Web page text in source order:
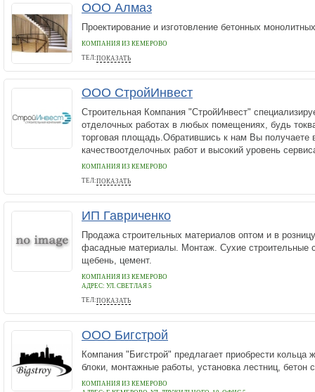
ООО Алмаз
Проектирование и изготовление бетонных
КОМПАНИЯ ИЗ КЕМЕРОВО
ТЕЛ:ПОКАЗАТЬ
8-900-050-6708
ООО СтройИнвест
Строительная Компания "СтройИнвест"
отделочных работах в любых помещениях, будь
торговая площадь.Обратившись к нам Вы получаете
качествоотделочных работ и высокий уровень
КОМПАНИЯ ИЗ КЕМЕРОВО
ТЕЛ:ПОКАЗАТЬ
+7 (3842) 33-31-31
ИП Гавриченко
Продажа строительных материалов оптом и в
фасадные материалы. Монтаж. Сухие строительные
щебень, цемент.
КОМПАНИЯ ИЗ КЕМЕРОВО
АДРЕС: УЛ. СВЕТЛАЯ 5
ТЕЛ:ПОКАЗАТЬ
89029845795
ООО Бигстрой
Компания "Бигстрой" предлагает приобрести
блоки, монтажные работы, установка лестниц, бетон
КОМПАНИЯ ИЗ КЕМЕРОВО